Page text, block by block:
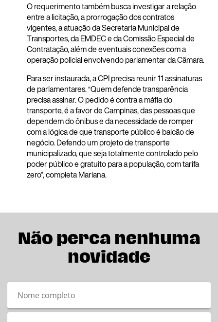
O requerimento também busca investigar a relação
entre a licitação, a prorrogação dos contratos
vigentes, a atuação da Secretaria Municipal de
Transportes, da EMDEC e da Comissão Especial de
Contratação, além de eventuais conexões com a
operação policial envolvendo parlamentar da Câmara.
Para ser instaurada, a CPI precisa reunir 11 assinaturas
de parlamentares. “Quem defende transparência
precisa assinar. O pedido é contra a máfia do
transporte, é a favor de Campinas, das pessoas que
dependem do ônibus e da necessidade de romper
com a lógica de que transporte público é balcão de
negócio. Defendo um projeto de transporte
municipalizado, que seja totalmente controlado pelo
poder público e gratuito para a população, com tarifa
zero”, completa Mariana.
Não perca nenhuma
novidade